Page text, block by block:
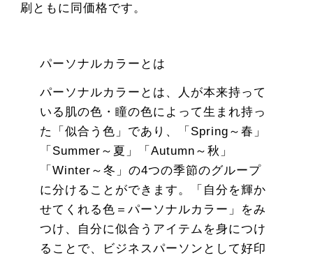
刷ともに同価格です。
パーソナルカラーとは
パーソナルカラーとは、人が本来持って
いる肌の色・瞳の色によって生まれ持っ
た「似合う色」であり、「Spring～春」
「Summer～夏」「Autumn～秋」
「Winter～冬」の4つの季節のグループ
に分けることができます。「自分を輝か
せてくれる色＝パーソナルカラー」をみ
つけ、自分に似合うアイテムを身につけ
ることで、ビジネスパーソンとして好印